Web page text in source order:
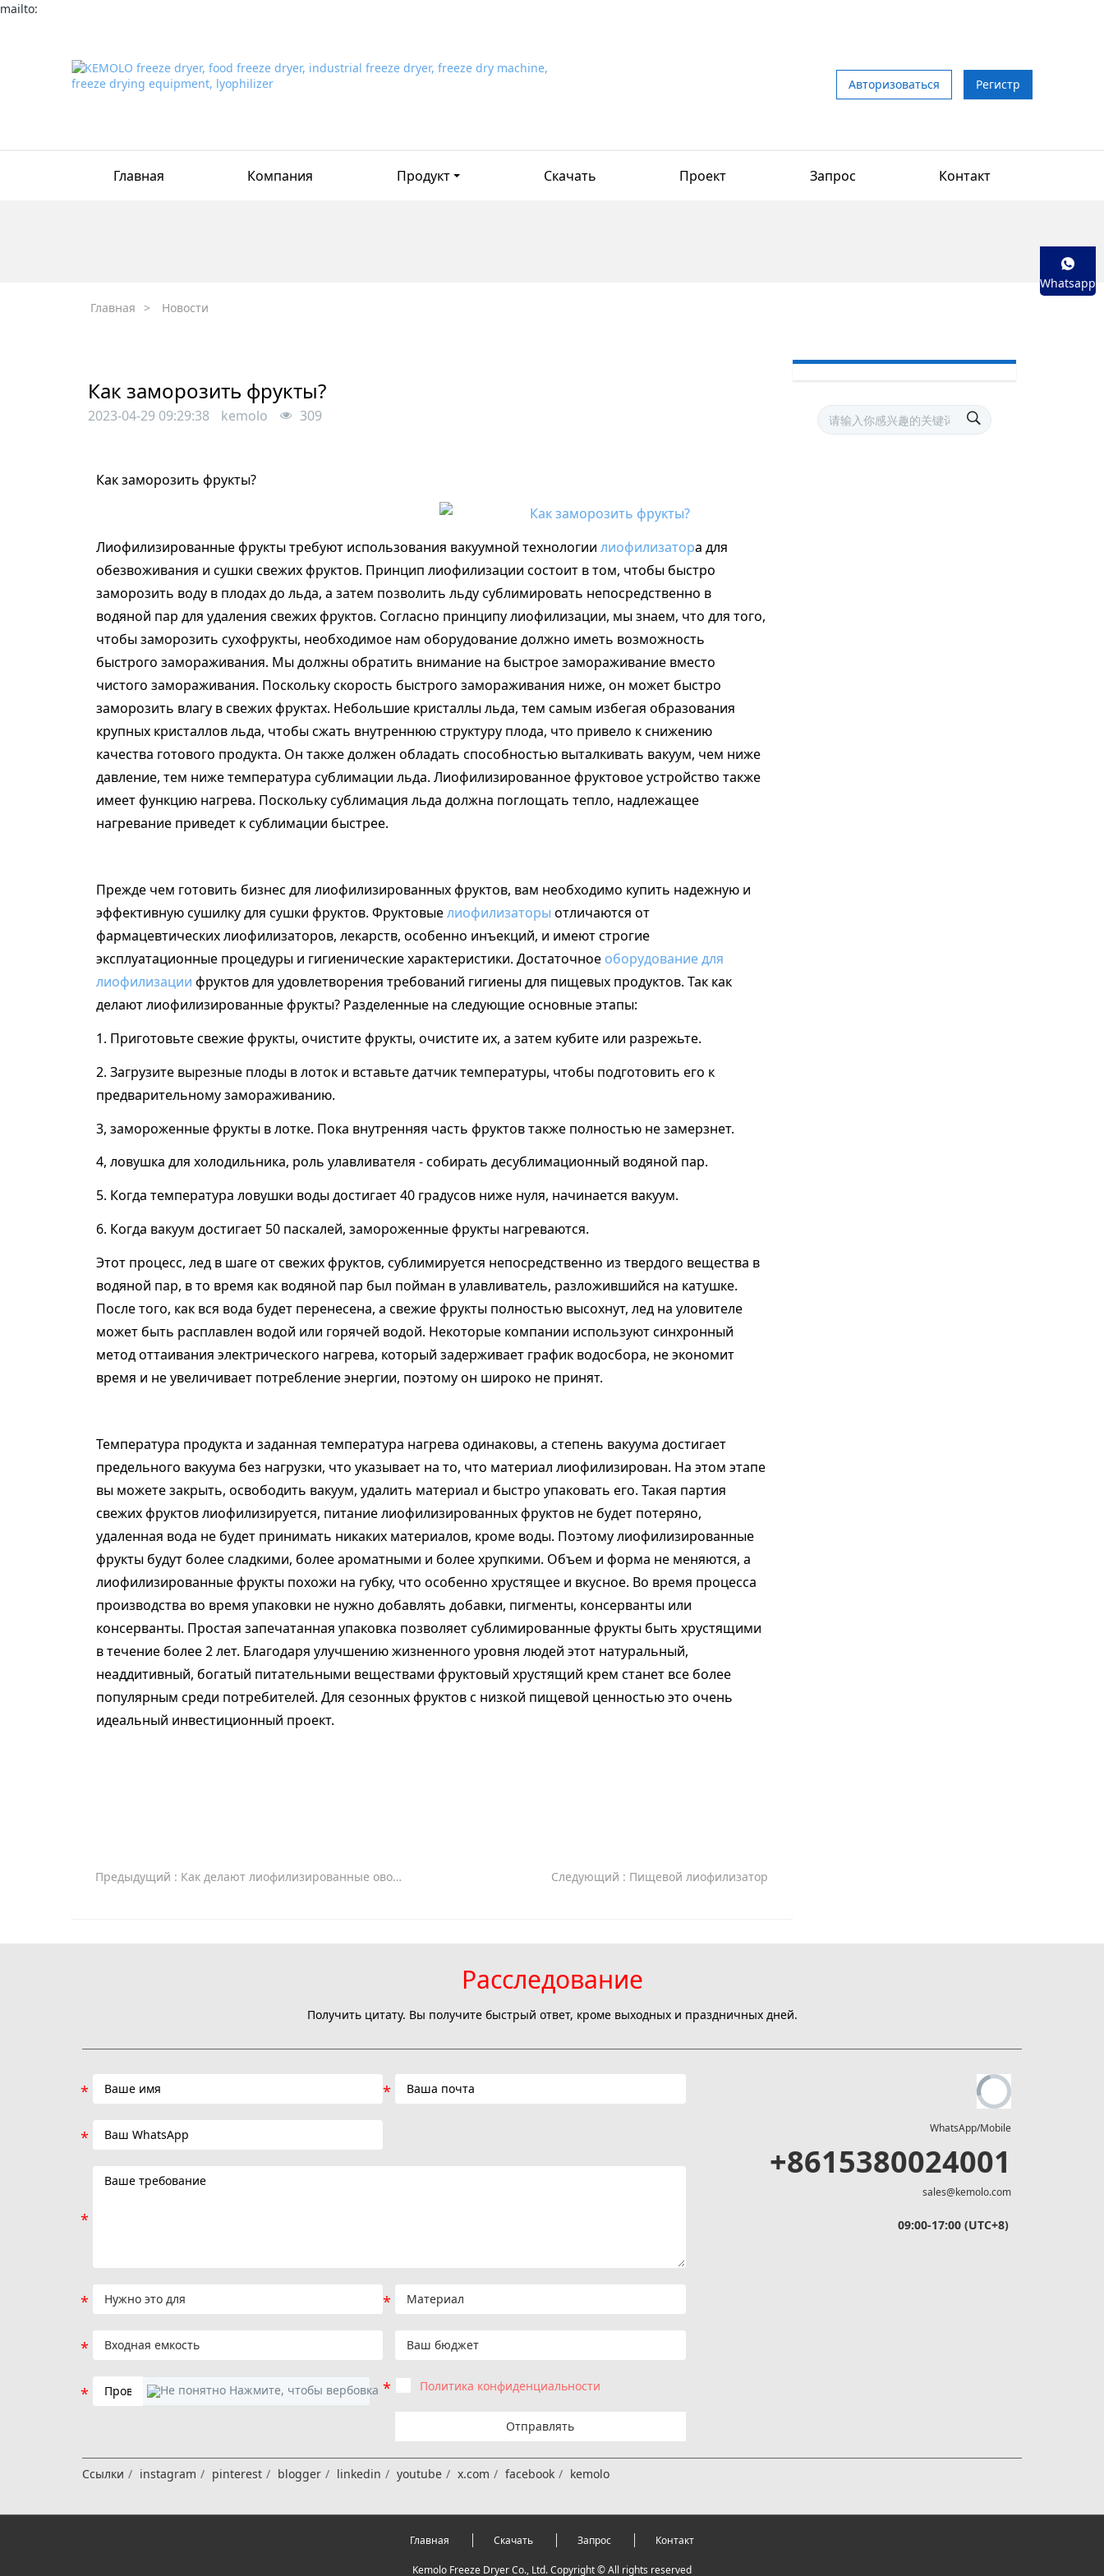
mailto:
Авторизоваться Регистр
Главная Компания Продукт Скачать Проект Запрос Контакт
Главная > Новости
Как заморозить фрукты?
2023-04-29 09:29:38 kemolo 309
Как заморозить фрукты?
Лиофилизированные фрукты требуют использования вакуумной технологии лиофилизатора для
обезвоживания и сушки свежих фруктов. Принцип лиофилизации состоит в том, чтобы быстро
заморозить воду в плодах до льда, а затем позволить льду сублимировать непосредственно в
водяной пар для удаления свежих фруктов. Согласно принципу лиофилизации, мы знаем, что для того,
чтобы заморозить сухофрукты, необходимое нам оборудование должно иметь возможность
быстрого замораживания. Мы должны обратить внимание на быстрое замораживание вместо
чистого замораживания. Поскольку скорость быстрого замораживания ниже, он может быстро
заморозить влагу в свежих фруктах. Небольшие кристаллы льда, тем самым избегая образования
крупных кристаллов льда, чтобы сжать внутреннюю структуру плода, что привело к снижению
качества готового продукта. Он также должен обладать способностью выталкивать вакуум, чем ниже
давление, тем ниже температура сублимации льда. Лиофилизированное фруктовое устройство также
имеет функцию нагрева. Поскольку сублимация льда должна поглощать тепло, надлежащее
нагревание приведет к сублимации быстрее.
Прежде чем готовить бизнес для лиофилизированных фруктов, вам необходимо купить надежную и
эффективную сушилку для сушки фруктов. Фруктовыелиофилизаторы отличаются от
фармацевтических лиофилизаторов, лекарств, особенно инъекций, и имеют строгие
эксплуатационные процедуры и гигиенические характеристики. Достаточное оборудование для
лиофилизации фруктов для удовлетворения требований гигиены для пищевых продуктов. Так как
делают лиофилизированные фрукты? Разделенные на следующие основные этапы:
1. Приготовьте свежие фрукты, очистите фрукты, очистите их, а затем кубите или разрежьте.
2. Загрузите вырезные плоды в лоток и вставьте датчик температуры, чтобы подготовить его к
предварительному замораживанию.
3, замороженные фрукты в лотке. Пока внутренняя часть фруктов также полностью не замерзнет.
4, ловушка для холодильника, роль улавливателя - собирать десублимационный водяной пар.
5. Когда температура ловушки воды достигает 40 градусов ниже нуля, начинается вакуум.
6. Когда вакуум достигает 50 паскалей, замороженные фрукты нагреваются.
Этот процесс, лед в шаге от свежих фруктов, сублимируется непосредственно из твердого вещества в
водяной пар, в то время как водяной пар был пойман в улавливатель, разложившийся на катушке.
После того, как вся вода будет перенесена, а свежие фрукты полностью высохнут, лед на уловителе
может быть расплавлен водой или горячей водой. Некоторые компании используют синхронный
метод оттаивания электрического нагрева, который задерживает график водосбора, не экономит
время и не увеличивает потребление энергии, поэтому он широко не принят.
Температура продукта и заданная температура нагрева одинаковы, а степень вакуума достигает
предельного вакуума без нагрузки, что указывает на то, что материал лиофилизирован. На этом этапе
вы можете закрыть, освободить вакуум, удалить материал и быстро упаковать его. Такая партия
свежих фруктов лиофилизируется, питание лиофилизированных фруктов не будет потеряно,
удаленная вода не будет принимать никаких материалов, кроме воды. Поэтому лиофилизированные
фрукты будут более сладкими, более ароматными и более хрупкими. Объем и форма не меняются, а
лиофилизированные фрукты похожи на губку, что особенно хрустящее и вкусное. Во время процесса
производства во время упаковки не нужно добавлять добавки, пигменты, консерванты или
консерванты. Простая запечатанная упаковка позволяет сублимированные фрукты быть хрустящими
в течение более 2 лет. Благодаря улучшению жизненного уровня людей этот натуральный,
неаддитивный, богатый питательными веществами фруктовый хрустящий крем станет все более
популярным среди потребителей. Для сезонных фруктов с низкой пищевой ценностью это очень
идеальный инвестиционный проект.
Предыдущий : Как делают лиофилизированные овощи? Следующий : Пищевой лиофилизатор
Расследование
Получить цитату. Вы получите быстрый ответ, кроме выходных и праздничных дней.
Политика конфиденциальности
Отправлять
WhatsApp/Mobile
+8615380024001
sales@kemolo.com
09:00-17:00 (UTC+8)
Ссылки instagram pinterest blogger linkedin youtube x.com facebook kemolo
Главная Скачать Запрос Контакт
Kemolo Freeze Dryer Co., Ltd. Copyright © All rights reserved
Whatsapp